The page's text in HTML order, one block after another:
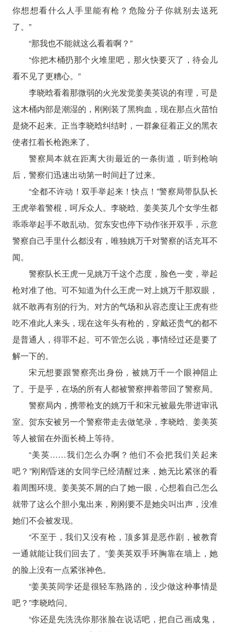
你想想看什么人手里能有枪？危险分子你就别去送死
了。”
“那我也不能就这么看着啊？”
“你把木桶扔那个火堆里吧，那火快要灭了，待会儿
看不见了更糟心。”
李晓晗看着那微弱的火光发觉姜美英说的有理，可是
这木桶内部是潮湿的，刚刚装了黑狗血，现在那点火苗怕
是烧不起来。正当李晓晗纠结时，一群象征着正义的黑衣
使者扛着长枪跑来了。
警察局本就在距离大街最近的一条街道，听到枪响
后，警察们迅速出动第一时间赶了过来。
“全都不许动！双手举起来！快点！”警察局带队队长
王虎举着警棍，呵斥众人。李晓晗、姜美英几个女学生都
乖乖举起手不敢乱动。贺东安也停下动作张开双手，示意
警察自己手里什么都没有，唯独姚万千对警察的话充耳不
闻。
警察队长王虎一见姚万千这个态度，脸色一变，举起
枪对准了他。可不知道为什么王虎一对上姚万千那双眼，
就不敢再有别的行为。对方的气场和从容态度让王虎有些
吃不准此人来头，现在这年头有枪的，穿戴还贵气的都不
是普通人，得罪不起。可不管怎么说，事情经过还是要了
解一下的。
宋元想要跟警察亮出身份，被姚万千一个眼神阻止
了。于是乎，在场的所有人都被警察押着带回了警察局。
警察局内，携带枪支的姚万千和宋元被最先带进审讯
室。贺东安被另一个警察带走去做笔录，李晓晗、姜美英
等人被留在外面长椅上等待。
“美英……我们怎么办啊？他们不会把我们关起来
吧？”刚刚昏迷的女同学已经清醒过来，她无比紧张的看
着周围环境。姜美英不屑的白了她一眼，心想着自己怎么
就带了这么个胆小鬼出来，刚刚要不是她尖叫出声，没准
她们不会被发现。
“不至于，我们又没有枪，顶多算是恶作剧，被教育
一通就能让我们回去了。”姜美英双手环胸靠在墙上，她
的脸上没有一点紧张神色。
“姜美英同学还是很轻车熟路的，没少做这种事情是
吧？”李晓晗问。
“你还是先洗洗你那张脸在说话吧，把自己画成鬼，